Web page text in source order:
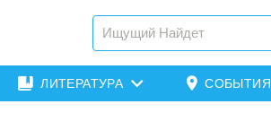
ЛИТЕРАТУРА СОБЫТИЯ